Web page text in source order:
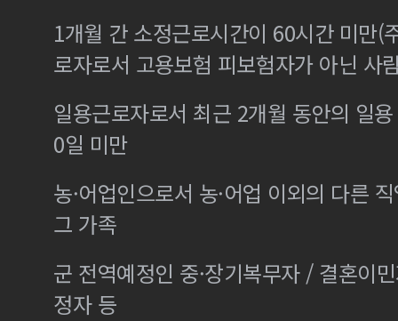
1개월 간 소정근로시간이 60시간 미만(
로자로서 고용보험 피보험자가 아닌 사
일용근로자로서 최근 2개월 동안의 일
0일 미만
농·어업인으로서 농·어업 이외의 다른
그 가족
군 전역예정인 중·장기복무자 / 결혼이
정자 등